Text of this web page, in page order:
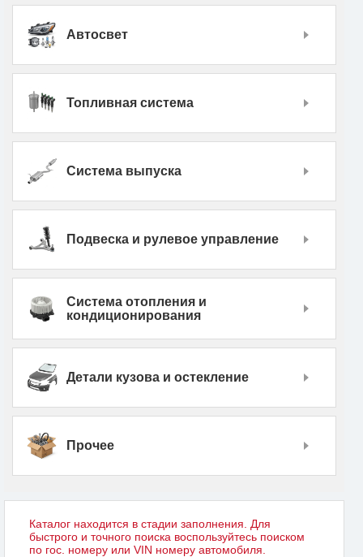
Автосвет
Топливная система
Система выпуска
Подвеска и рулевое управление
Система отопления и
кондиционирования
Детали кузова и остекление
Прочее
Каталог находится в стадии заполнения. Для
быстрого и точного поиска воспользуйтесь поиском
по гос. номеру или VIN номеру автомобиля.